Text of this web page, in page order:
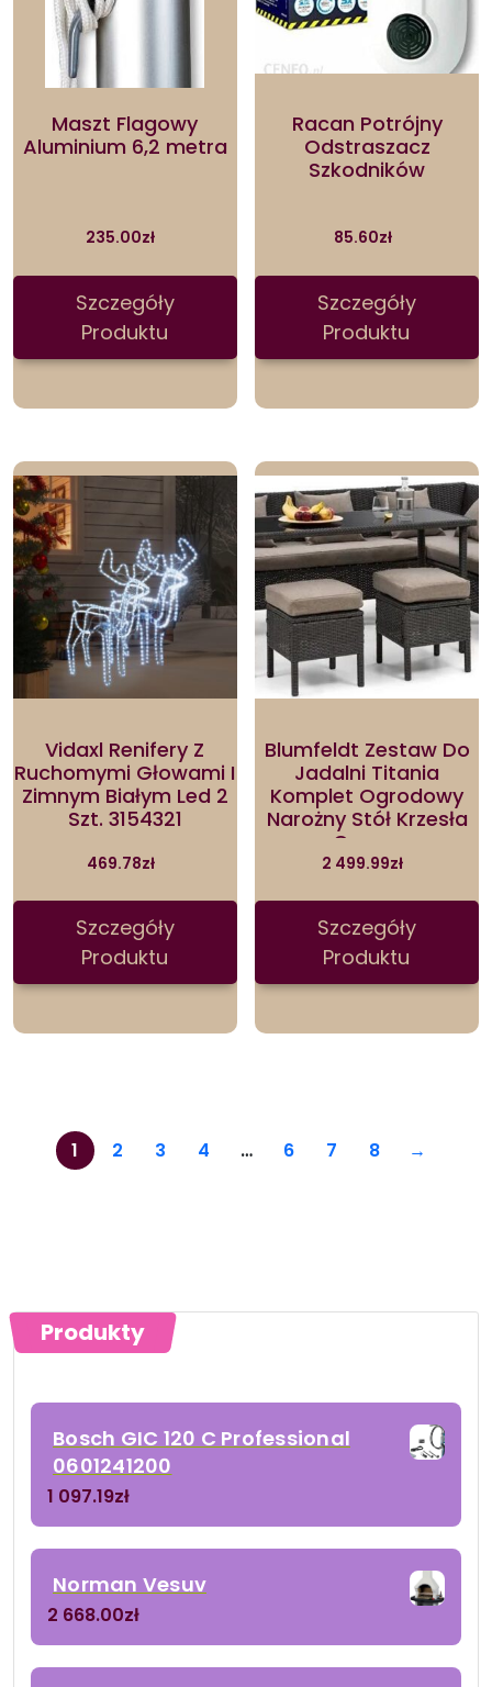
Maszt Flagowy
Aluminium 6,2 metra
235.00zł
Szczegóły
Produktu
Racan Potrójny
Odstraszacz
Szkodników
85.60zł
Szczegóły
Produktu
Vidaxl Renifery Z
Ruchomymi Głowami I
Zimnym Białym Led 2
Szt. 3154321
469.78zł
Szczegóły
Produktu
Blumfeldt Zestaw Do
Jadalni Titania
Komplet Ogrodowy
Narożny Stół Krzesła
Czarny
2 499.99zł
Szczegóły
Produktu
1 2 3 4 … 6 7 8 →
Produkty
Bosch GIC 120 C Professional
0601241200
1 097.19zł
Norman Vesuv
2 668.00zł